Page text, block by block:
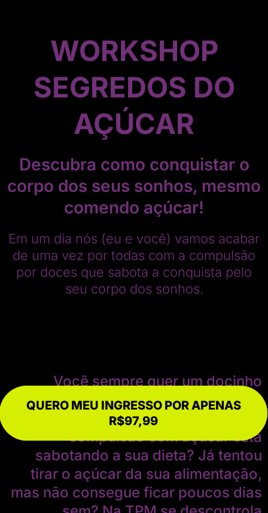
WORKSHOP
SEGREDOS DO
AÇÚCAR
Descubra como conquistar o
corpo dos seus sonhos, mesmo
comendo açúcar!
Em um dia nós (eu e você) vamos acabar
de uma vez por todas com a compulsão
por doces que sabota a conquista pelo
seu corpo dos sonhos.
QUERO MEU INGRESSO POR APENAS
R$97,99
QUERO MEU INGRESSO POR APENAS
R$97,99
Você sempre quer um docinho
depois do almoço e no final do dia?
Sente que esse descontrole e
compulsão com açúcar está
sabotando a sua dieta? Já tentou
tirar o açúcar da sua alimentação,
mas não consegue ficar poucos dias